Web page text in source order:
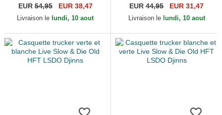
Farmigami The Farm Goorin
Bros.
EUR54,95 EUR 38,47
Livraison le lundi, 10 aout
Microsuede Bee The Farm
Goorin Bros.
EUR 44,95 EUR 31,47
Livraison le lundi, 10 aout